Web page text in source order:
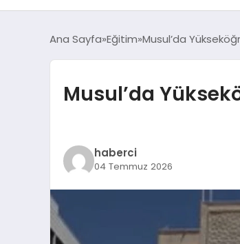
Ana Sayfa Eğitim Musul’da
Musul’da
haberci
04 Temmuz 2026